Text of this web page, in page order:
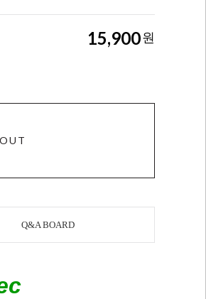
15,900원
Q&A BOARD